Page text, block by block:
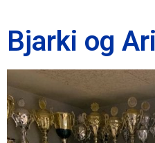
Bjarki og